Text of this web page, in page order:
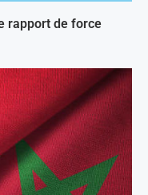
rapport de force